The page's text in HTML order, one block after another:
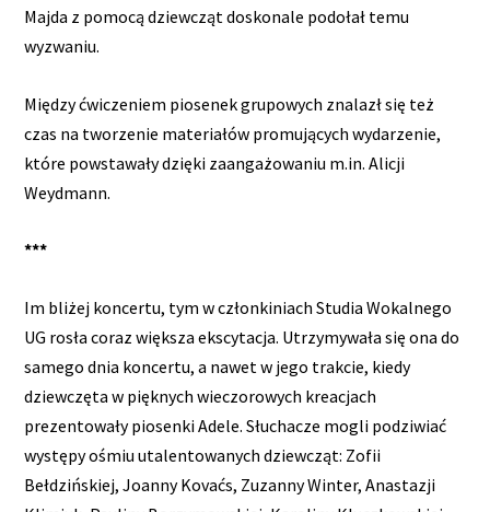
Majda z pomocą dziewcząt doskonale podołał temu
wyzwaniu.
Między ćwiczeniem piosenek grupowych znalazł się też
czas na tworzenie materiałów promujących wydarzenie,
które powstawały dzięki zaangażowaniu m.in. Alicji
Weydmann.
***
Im bliżej koncertu, tym w członkiniach Studia Wokalnego
UG rosła coraz większa ekscytacja. Utrzymywała się ona do
samego dnia koncertu, a nawet w jego trakcie, kiedy
dziewczęta w pięknych wieczorowych kreacjach
prezentowały piosenki Adele. Słuchacze mogli podziwiać
występy ośmiu utalentowanych dziewcząt: Zofii
Bełdzińskiej, Joanny Kovaćs, Zuzanny Winter, Anastazji